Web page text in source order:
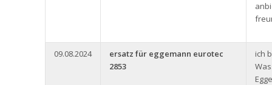
09.08.2024
ersatz für eggemann eurotec
2853
ich